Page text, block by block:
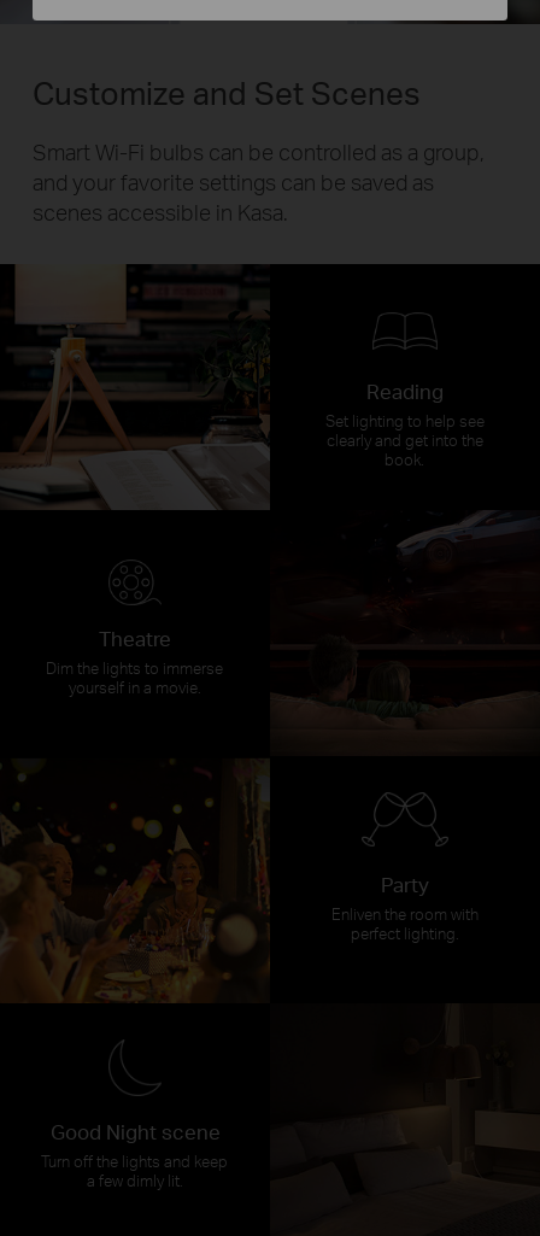
Customize and Set Scenes
Smart Wi-Fi bulbs can be controlled as a group,
and your favorite settings can be saved as
scenes accessible in Kasa.
Reading
Set lighting to help see
clearly and get into the
book.
Theatre
Dim the lights to immerse
yourself in a movie.
Party
Enliven the room with
perfect lighting.
Good Night scene
Turn off the lights and keep
a few dimly lit.